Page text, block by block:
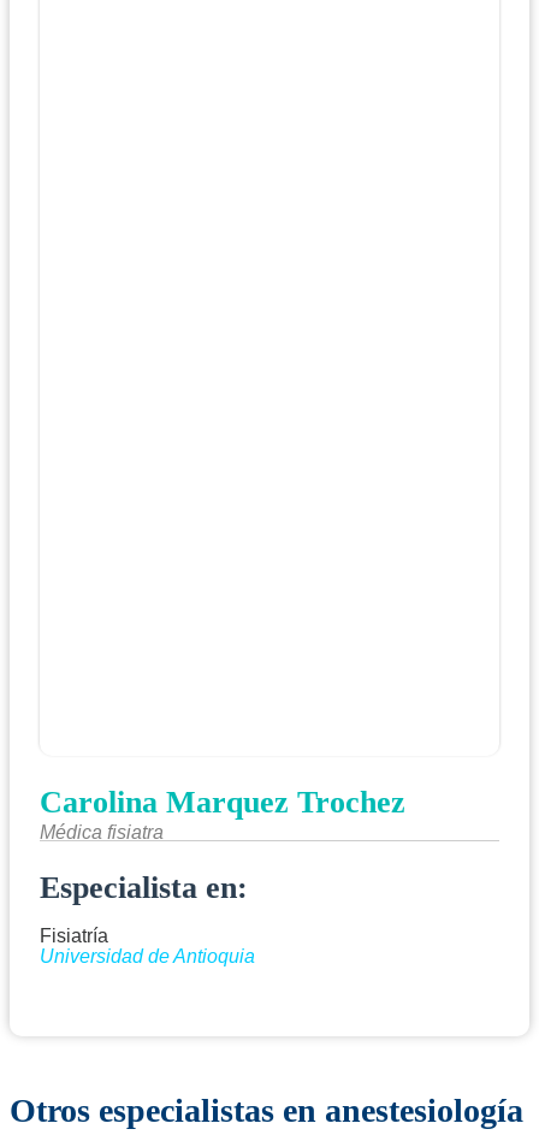
Carolina Marquez Trochez
Médica fisiatra
Especialista en:
Fisiatría
Universidad de Antioquia
Otros especialistas en anestesiología